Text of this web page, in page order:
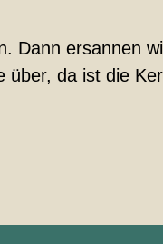
Dann ersannen
da ist die